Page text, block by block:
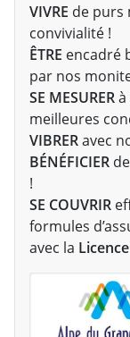
VIVRE de purs
convivialité !
ÊTRE encadré
par nos
SE MESURERà
meilleures
VIBRERavec
BÉNÉFICIER
!
SE COUVRIR
formules
avec la